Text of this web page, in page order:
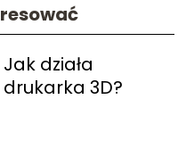
Jak działa
drukarka 3D?